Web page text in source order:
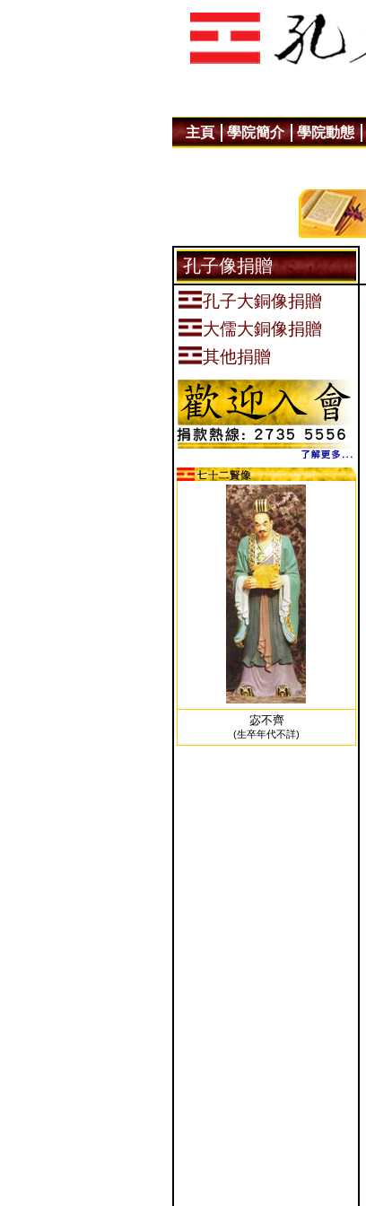
主頁 學院簡介 學院動態
孔子像捐贈
孔子大銅像捐贈
大儒大銅像捐贈
其他捐贈
宓不齊
(生卒年代不詳)